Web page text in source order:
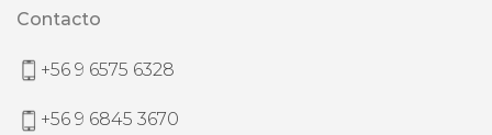
Contacto
+56 9 6575 6328
+56 9 6845 3670